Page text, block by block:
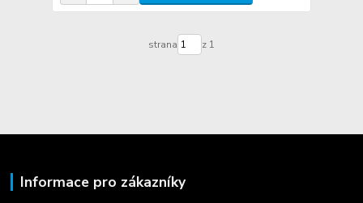
strana z 1
Informace pro zákazníky